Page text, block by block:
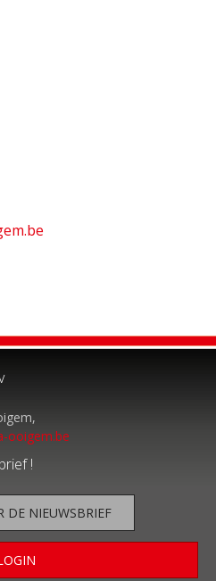
ooigem.be
!
DE NIEUWSBRIEF